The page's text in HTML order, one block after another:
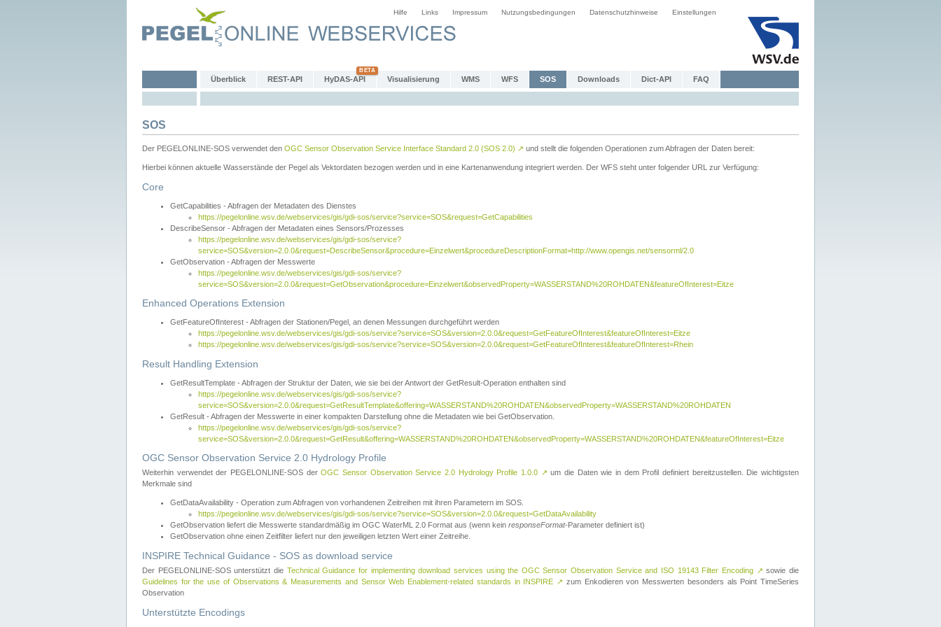
Hilfe Links Impressum Nutzungsbedingungen Datenschutzhinweise Einstellungen
Überblick REST-API HyDAS-API Visualisierung WMS WFS SOS Downloads Dict-API FAQ
SOS
Der PEGELONLINE-SOS verwendet den OGC Sensor Observation Service Interface Standard 2.0 (SOS 2.0) ↗ und stellt die folgenden Operationen zum Abfragen der Daten bereit:
Hierbei können aktuelle Wasserstände der Pegel als Vektordaten bezogen werden und in eine Kartenanwendung integriert werden. Der WFS steht unter folgender URL zur Verfügung:
Core
GetCapabilities - Abfragen der Metadaten des Dienstes
https://pegelonline.wsv.de/webservices/gis/gdi-sos/service?service=SOS&request=GetCapabilities
DescribeSensor - Abfragen der Metadaten eines Sensors/Prozesses
https://pegelonline.wsv.de/webservices/gis/gdi-sos/service?
service=SOS&version=2.0.0&request=DescribeSensor&procedure=Einzelwert&procedureDescriptionFormat=http://www.opengis.net/sensorml/2.0
GetObservation - Abfragen der Messwerte
https://pegelonline.wsv.de/webservices/gis/gdi-sos/service?
service=SOS&version=2.0.0&request=GetObservation&procedure=Einzelwert&observedProperty=WASSERSTAND%20ROHDATEN&featureOfInterest=Eitze
Enhanced Operations Extension
GetFeatureOfInterest - Abfragen der Stationen/Pegel, an denen Messungen durchgeführt werden
https://pegelonline.wsv.de/webservices/gis/gdi-sos/service?service=SOS&version=2.0.0&request=GetFeatureOfInterest&featureOfInterest=Eitze
https://pegelonline.wsv.de/webservices/gis/gdi-sos/service?service=SOS&version=2.0.0&request=GetFeatureOfInterest&featureOfInterest=Rhein
Result Handling Extension
GetResultTemplate - Abfragen der Struktur der Daten, wie sie bei der Antwort der GetResult-Operation enthalten sind
https://pegelonline.wsv.de/webservices/gis/gdi-sos/service?
service=SOS&version=2.0.0&request=GetResultTemplate&offering=WASSERSTAND%20ROHDATEN&observedProperty=WASSERSTAND%20ROHDATEN
GetResult - Abfragen der Messwerte in einer kompakten Darstellung ohne die Metadaten wie bei GetObservation.
https://pegelonline.wsv.de/webservices/gis/gdi-sos/service?
service=SOS&version=2.0.0&request=GetResult&offering=WASSERSTAND%20ROHDATEN&observedProperty=WASSERSTAND%20ROHDATEN&featureOfInterest=Eitze
OGC Sensor Observation Service 2.0 Hydrology Profile
Weiterhin verwendet der PEGELONLINE-SOS derOGC Sensor Observation Service 2.0 Hydrology Profile 1.0.0 ↗ um die Daten wie in dem Profil definiert bereitzustellen. Die wichtigsten
Merkmale sind
GetDataAvailability - Operation zum Abfragen von vorhandenen Zeitreihen mit ihren Parametern im SOS.
https://pegelonline.wsv.de/webservices/gis/gdi-sos/service?service=SOS&version=2.0.0&request=GetDataAvailability
GetObservation liefert die Messwerte standardmäßig im OGC WaterML 2.0 Format aus (wenn kein responseFormat-Parameter definiert ist)
GetObservation ohne einen Zeitfilter liefert nur den jeweiligen letzten Wert einer Zeitreihe.
INSPIRE Technical Guidance - SOS as download service
Der PEGELONLINE-SOS unterstützt die Technical Guidance for implementing download services using the OGC Sensor Observation Service and ISO 19143 Filter Encoding ↗ sowie die
Guidelines for the use of Observations & Measurements and Sensor Web Enablement-related standards in INSPIRE ↗ zum Enkodieren von Messwerten besonders als Point TimeSeries
Observation
Unterstützte Encodings